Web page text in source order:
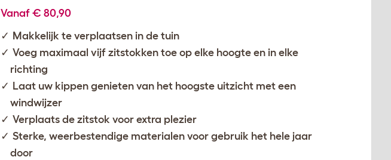
Vanaf € 80,90
Makkelijk te verplaatsen in de tuin
Voeg maximaal vijf zitstokken toe op elke hoogte en in elke
richting
Laat uw kippen genieten van het hoogste uitzicht met een
windwijzer
Verplaats de zitstok voor extra plezier
Sterke, weerbestendige materialen voor gebruik het hele jaar
door